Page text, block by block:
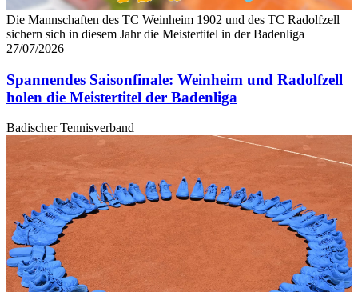
Die Mannschaften des TC Weinheim 1902 und des TC Radolfzell
sichern sich in diesem Jahr die Meistertitel in der Badenliga
27/07/2026
Spannendes Saisonfinale: Weinheim und Radolfzell
holen die Meistertitel der Badenliga
Badischer Tennisverband